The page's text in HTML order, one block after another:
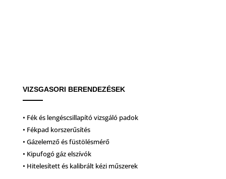
VIZSGASORI BERENDEZÉSEK
• Fék és lengéscsillapító vizsgáló padok
• Fékpad korszerűsítés
• Gázelemző és füstölésmérő
• Kipufogó gáz elszívók
• Hitelesített és kalibrált kézi műszerek